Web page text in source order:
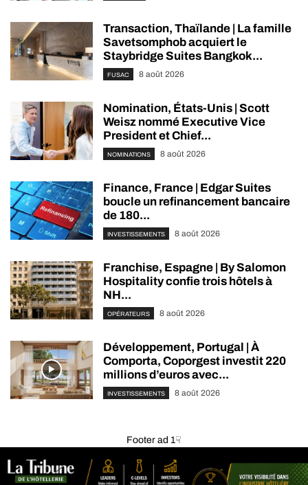
Transaction, Thaïlande | La famille
Savetsomphob acquiert le
Staybridge Suites Bangkok...
FUSAC 8 août 2026
Nomination, États-Unis | Scott
Weisz nommé Executive Vice
President et Chief...
NOMINATIONS 8 août 2026
Finance, France | Edgar Suites
boucle un refinancement bancaire
de 180...
INVESTISSEMENTS 8 août 2026
Franchise, Espagne | By Salomon
Hospitality confie trois hôtels à
NH...
OPÉRATEURS 8 août 2026
Développement, Portugal | À
Comporta, Coporgest investit 220
millions d’euros avec...
INVESTISSEMENTS 8 août 2026
Footer ad 1☟